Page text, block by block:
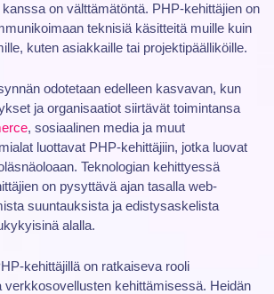
on välttämätöntä. PHP-kehittäjien on
teknisiä käsitteitä muille kuin
kuten asiakkaille tai projektipäälliköille.
odotetaan edelleen kasvavan, kun
ja organisaatiot siirtävät toimintansa
, sosiaalinen media ja muut
luottavat PHP-kehittäjiin, jotka luovat
Teknologian kehittyessä
on pysyttävä ajan tasalla web-
suuntauksista ja edistysaskelista
alalla.
kehittäjillä on ratkaiseva rooli
verkkosovellusten kehittämisessä. Heidän